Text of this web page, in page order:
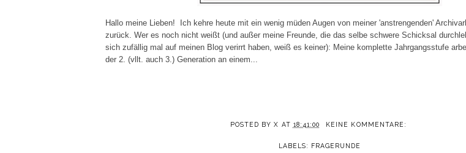
Hallo meine Lieben! Ich kehre heute mit ein wenig müden Augen von meiner 'anstrengenden'
zurück. Wer es noch nicht weißt (und außer meine Freunde, die das selbe schwere Schicksal
sich zufällig mal auf meinen Blog verirrt haben, weiß es keiner): Meine komplette Jahrgangsstufe
der 2. (vllt. auch 3.) Generation an einem...
POSTED BYX AT 18:41:00 KEINE KOMMENTARE:
LABELS: FRAGERUNDE